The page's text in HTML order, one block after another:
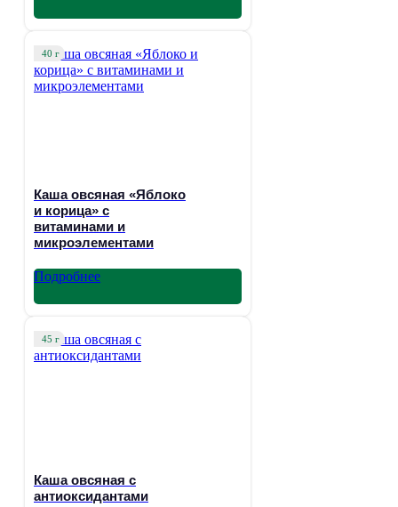
40 г
Каша овсяная «Яблоко
и корица» с
витаминами и
микроэлементами
Подробнее
45 г
Каша овсяная с
антиоксидантами